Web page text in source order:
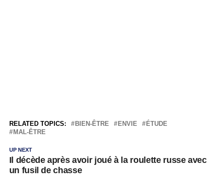
RELATED TOPICS: BIEN-ÊTRE ENVIE
ÉTUDE
MAL-ÊTRE
UP NEXT
Il décède après avoir joué à la roulette russe avec
un fusil de chasse